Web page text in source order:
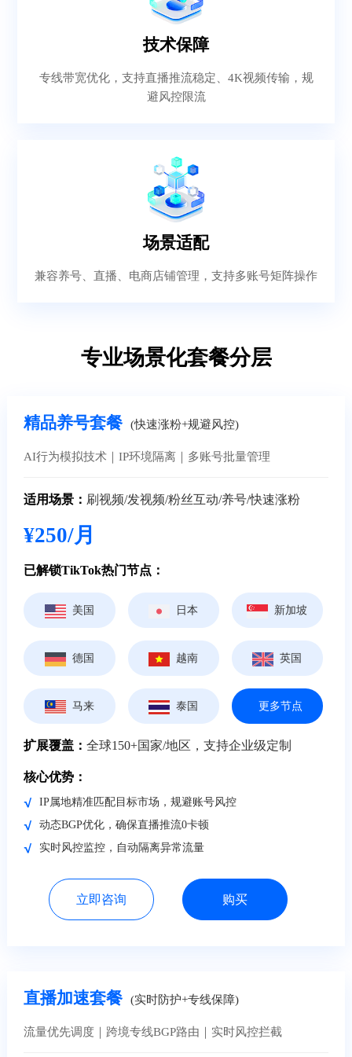
技术保障
专线带宽优化，支持直播推流稳定、4K视频传输，规
避风控限流
场景适配
兼容养号、直播、电商店铺管理，支持多账号矩阵操作
专业场景化套餐分层
精品养号套餐 (快速涨粉+规避风控)
AI行为模拟技术｜IP环境隔离｜多账号批量管理
适用场景： 刷视频/发视频/粉丝互动/养号/快速涨粉
¥250/月
已解锁TikTok热门节点：
美国 日本 新加坡
德国 越南 英国
马来 泰国 更多节点
扩展覆盖：全球150+国家/地区，支持企业级定制
核心优势：
IP属地精准匹配目标市场，规避账号风控
动态BGP优化，确保直播推流0卡顿
实时风控监控，自动隔离异常流量
立即咨询 购买
直播加速套餐 (实时防护+专线保障)
流量优先调度｜跨境专线BGP路由｜实时风控拦截